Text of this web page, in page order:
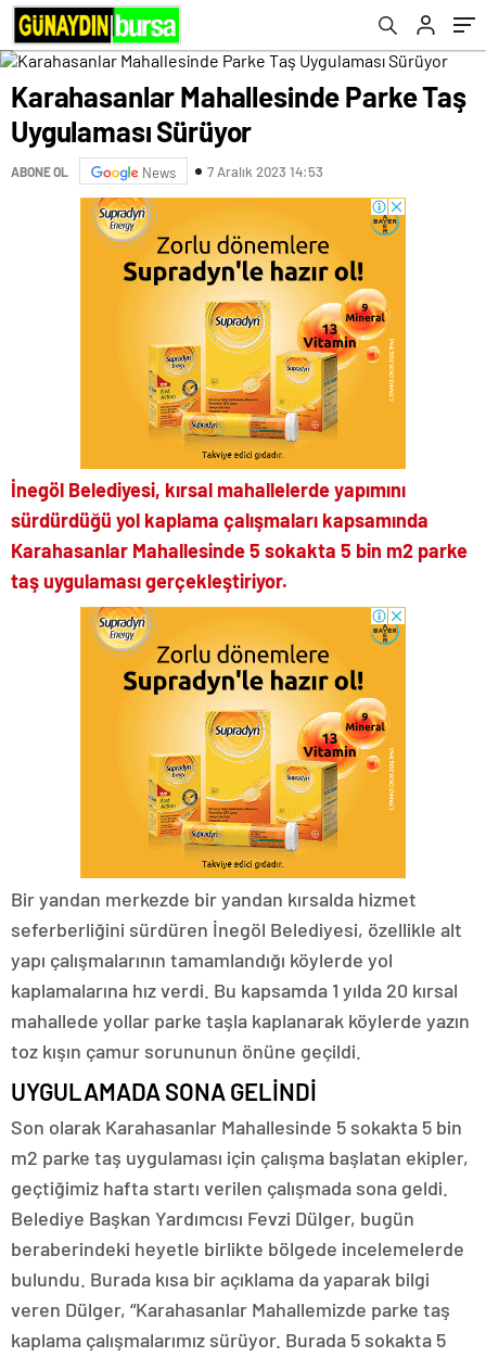
Karahasanlar Mahallesinde Parke Taş
Uygulaması Sürüyor
ABONE OL News 7 Aralık 2023 14:53
İnegöl Belediyesi, kırsal mahallelerde yapımını
sürdürdüğü yol kaplama çalışmaları kapsamında
Karahasanlar Mahallesinde 5 sokakta 5 bin m2 parke
taş uygulaması gerçekleştiriyor.
Bir yandan merkezde bir yandan kırsalda hizmet
seferberliğini sürdüren İnegöl Belediyesi, özellikle alt
yapı çalışmalarının tamamlandığı köylerde yol
kaplamalarına hız verdi. Bu kapsamda 1 yılda 20 kırsal
mahallede yollar parke taşla kaplanarak köylerde yazın
toz kışın çamur sorununun önüne geçildi.
UYGULAMADA SONA GELİNDİ
Son olarak Karahasanlar Mahallesinde 5 sokakta 5 bin
m2 parke taş uygulaması için çalışma başlatan ekipler,
geçtiğimiz hafta startı verilen çalışmada sona geldi.
Belediye Başkan Yardımcısı Fevzi Dülger, bugün
beraberindeki heyetle birlikte bölgede incelemelerde
bulundu. Burada kısa bir açıklama da yaparak bilgi
veren Dülger, “Karahasanlar Mahallemizde parke taş
kaplama çalışmalarımız sürüyor. Burada 5 sokakta 5